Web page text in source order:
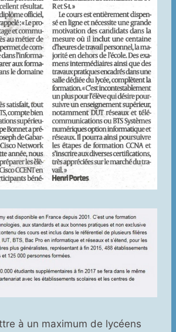
à un maximum de lycéens